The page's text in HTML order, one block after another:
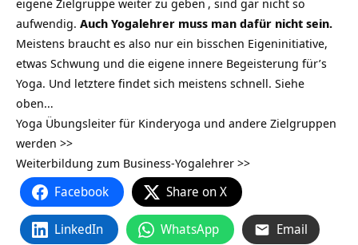
eigene Zielgruppe weiter zu geben , sind gar nicht so
aufwendig. Auch Yogalehrer muss man dafür nicht sein.
Meistens braucht es also nur ein bisschen Eigeninitiative,
etwas Schwung und die eigene innere Begeisterung für’s
Yoga. Und letztere findet sich meistens schnell. Siehe
oben…
Yoga Übungsleiter für Kinderyoga und andere Zielgruppen
werden >>
Weiterbildung zum Business-Yogalehrer >>
Facebook Share on X
LinkedIn WhatsApp Email